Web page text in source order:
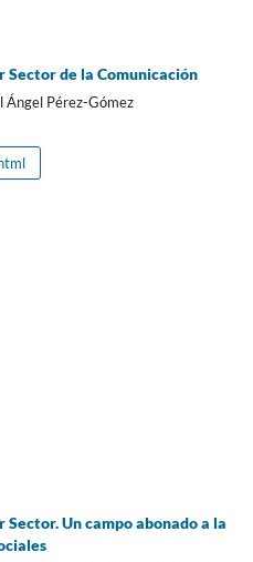
Sector de la Comunicación
Ángel Pérez-Gómez
Un campo abonado a la